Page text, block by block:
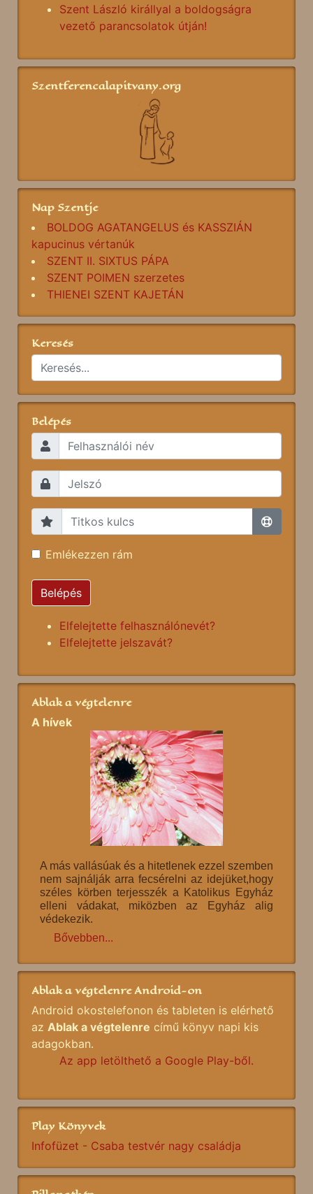
Szent László királlyal a boldogságra
vezető parancsolatok útján!
Szentferencalapitvany.org
Nap Szentje
BOLDOG AGATANGELUS és KASSZIÁN
kapucinus vértanúk
SZENT II. SIXTUS PÁPA
SZENT POIMEN szerzetes
THIENEI SZENT KAJETÁN
Keresés
Belépés
Emlékezzen rám
Belépés
Elfelejtette felhasználónevét?
Elfelejtette jelszavát?
Ablak a végtelenre
A hívek
A más vallásúak és a hitetlenek ezzel szemben
nem sajnálják arra fecsérelni az idejüket,hogy
széles körben terjesszék a Katolikus Egyház
elleni vádakat, miközben az Egyház alig
védekezik.
Bővebben...
Ablak a végtelenre Android-on
Android okostelefonon és tableten is elérhető
az Ablak a végtelenre című könyv napi kis
adagokban.
Az app letölthető a Google Play-ből.
Play Könyvek
Infofüzet - Csaba testvér nagy családja